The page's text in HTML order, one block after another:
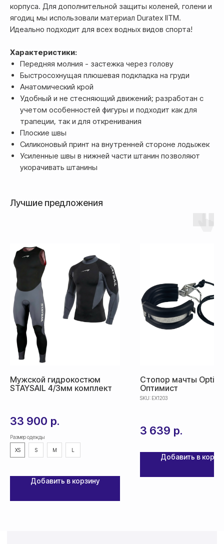
корпуса. Для дополнительной защиты коленей, голени и
ягодиц мы использовали материал Duratex IITM.
Идеально подходит для всех водных видов спорта!
Характеристики:
Передняя молния - застежка через голову
Быстросохнущая плюшевая подкладка на груди
Анатомический крой
Удобный и не стесняющий движений; разработан с
учетом особенностей фигуры и подходит как для
трапеции, так и для откренивания
Плоские швы
Силиконовый принт на внутренней стороне лодыжек
Усиленные швы в нижней части штанин позволяют
укорачивать штанины
Лучшие предложения
Мужской гидрокостюм
STAYSAIL 4/3мм комплект
33 900 р.
Размер одежды
XS S M L
Добавить в корзину
Стопор мачты
Оптимист
SKU: EX1203
3 639 р.
Добавить в
Банковской картой системы,
либо другим безналичным
переводом
Доставка товара осуществляется
почтовым сервисом СДЭК:
По России — 300₽,
срок доставки 2-3 дня
По СНГ — 1000₽,
срок доставки от 5 дней
Оформление и отправка заказа
осуществляется
после полной предоплаты